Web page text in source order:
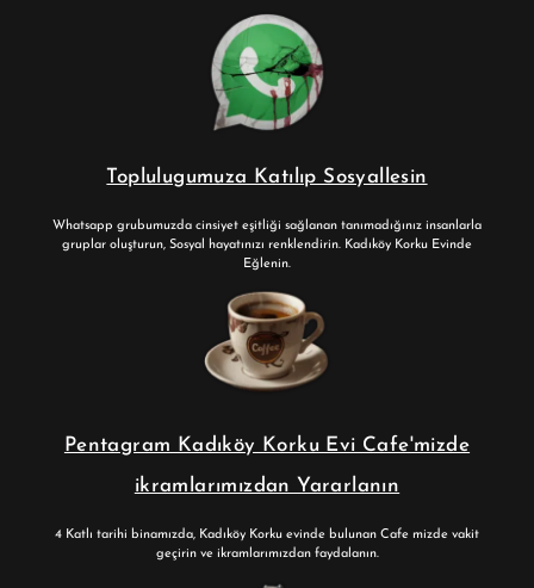
Toplulugumuza Katılıp Sosyallesin
Whatsapp grubumuzda cinsiyet eşitliği sağlanan tanımadığınız insanlarla
gruplar oluşturun, Sosyal hayatınızı renklendirin. Kadıköy Korku Evinde
Eğlenin.
Pentagram Kadıköy Korku Evi Cafe'mizde
ikramlarımızdan Yararlanın
4 Katlı tarihi binamızda, Kadıköy Korku evinde bulunan Cafe mizde vakit
geçirin ve ikramlarımızdan faydalanın.